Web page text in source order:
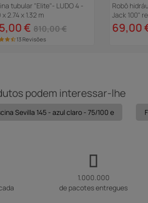
tubular "Elite"- LUDO 4 -
2.74 x 1.32 m
€ 810,00 €
13 Revisões
Robô
Jack 100"
69,00
podem interessar-lhe
Sevilla 145 - azul claro - 75/100 e
1.000.000
de pacotes entregues